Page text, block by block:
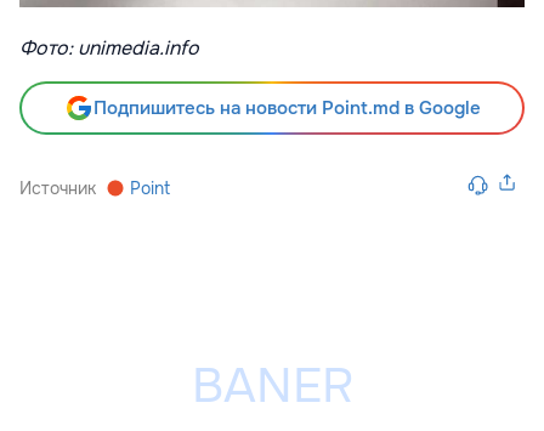
Фото: unimedia.info
Подпишитесь на новости Point.md в Google
Источник Point